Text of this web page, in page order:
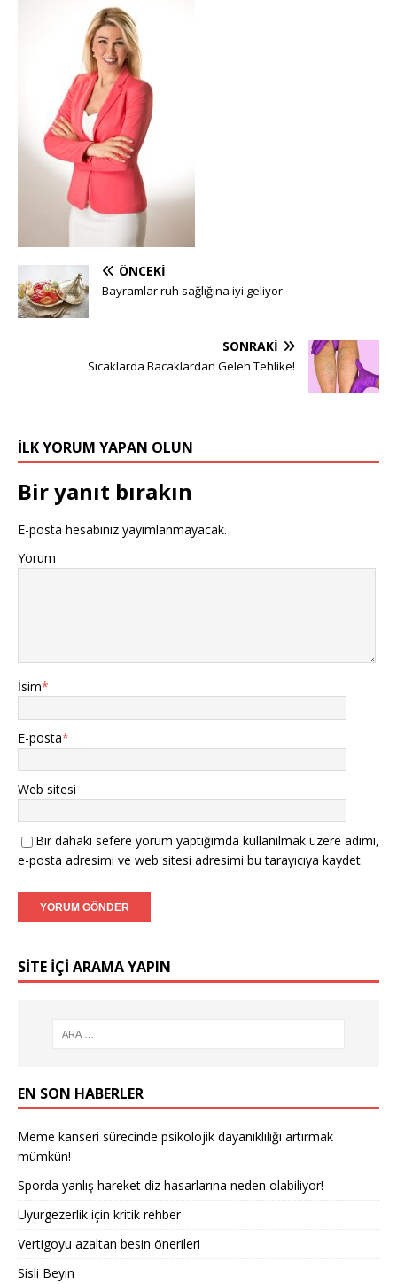
ÖNCEKI
Bayramlar ruh sağlığına iyi geliyor
SONRAKI
Sıcaklarda Bacaklardan Gelen Tehlike!
İLK YORUM YAPAN OLUN
Bir yanıt bırakın
E-posta hesabınız yayımlanmayacak.
Yorum
İsim*
E-posta*
Web sitesi
Bir dahaki sefere yorum yaptığımda kullanılmak üzere adımı,
e-posta adresimi ve web sitesi adresimi bu tarayıcıya kaydet.
SITE IÇI ARAMA YAPIN
EN SON HABERLER
Meme kanseri sürecinde psikolojik dayanıklılığı artırmak
mümkün!
Sporda yanlış hareket diz hasarlarına neden olabiliyor!
Uyurgezerlik için kritik rehber
Vertigoyu azaltan besin önerileri
Sisli Beyin